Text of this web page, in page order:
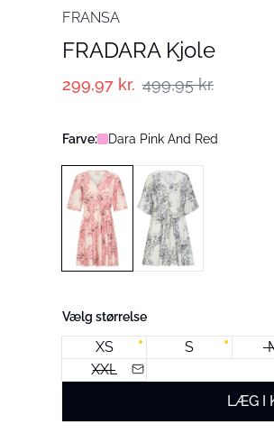
FRANSA
FRADARA Kjole
299,97 kr. 499,95 kr.
Farve: Dara Pink And Red
Vælg størrelse
XS S
XXL
LÆG I